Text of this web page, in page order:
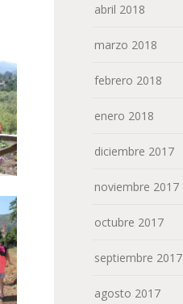
abril 2018
marzo 2018
febrero 2018
enero 2018
diciembre 2017
noviembre 2017
octubre 2017
septiembre 2017
agosto 2017